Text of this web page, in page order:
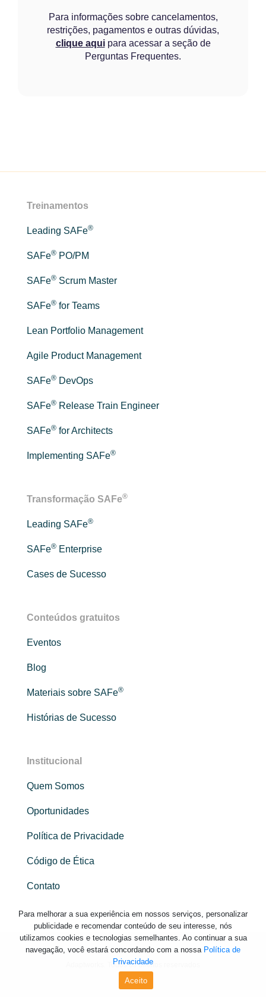
Para informações sobre cancelamentos,
restrições, pagamentos e outras dúvidas,
clique aquipara acessar a seção de
Perguntas Frequentes.
Treinamentos
Leading SAFe®
SAFe® PO/PM
SAFe® Scrum Master
SAFe® for Teams
Lean Portfolio Management
Agile Product Management
SAFe® DevOps
SAFe® Release Train Engineer
SAFe® for Architects
Implementing SAFe®
Transformação SAFe®
Leading SAFe®
SAFe® Enterprise
Cases de Sucesso
Conteúdos gratuitos
Eventos
Blog
Materiais sobre SAFe®
Histórias de Sucesso
Institucional
Quem Somos
Oportunidades
Política de Privacidade
Código de Ética
Contato
Adaptworks. Todos os direitos reservados
Para melhorar a sua experiência em nossos serviços, personalizar
publicidade e recomendar conteúdo de seu interesse, nós
utilizamos cookies e tecnologias semelhantes. Ao continuar a sua
navegação, você estará concordando com a nossa Política de
Privacidade
Aceito